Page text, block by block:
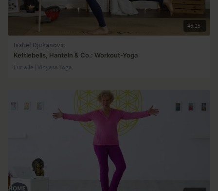
46:25
Isabel Djukanovic
Kettlebells, Hanteln & Co.: Workout-Yoga
Für alle | Vinyasa Yoga